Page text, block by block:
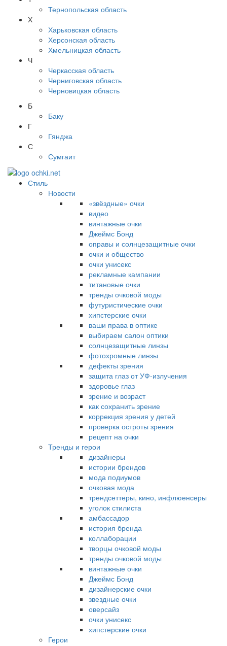
Тернопольская область
Х
Харьковская область
Херсонская область
Хмельницкая область
Ч
Черкасская область
Черниговская область
Черновицкая область
Б
Баку
Г
Гянджа
С
Сумгаит
Стиль
Новости
«звёздные» очки
видео
винтажные очки
Джеймс Бонд
оправы и солнцезащитные очки
очки и общество
очки унисекс
рекламные кампании
титановые очки
тренды очковой моды
футуристические очки
хипстерские очки
ваши права в оптике
выбираем салон оптики
солнцезащитные линзы
фотохромные линзы
дефекты зрения
защита глаз от УФ-излучения
здоровье глаз
зрение и возраст
как сохранить зрение
коррекция зрения у детей
проверка остроты зрения
рецепт на очки
Тренды и герои
дизайнеры
истории брендов
мода подиумов
очковая мода
трендсеттеры, кино, инфлюенсеры
уголок стилиста
амбассадор
история бренда
коллаборации
творцы очковой моды
тренды очковой моды
винтажные очки
Джеймс Бонд
дизайнерские очки
звездные очки
оверсайз
очки унисекс
хипстерские очки
Герои